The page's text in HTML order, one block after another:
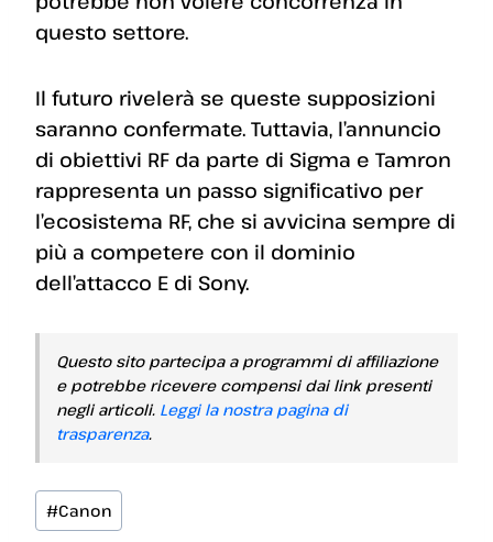
questo settore.
Il futuro rivelerà se queste supposizioni
saranno confermate. Tuttavia, l’annuncio
di obiettivi RF da parte di Sigma e Tamron
rappresenta un passo significativo per
l’ecosistema RF, che si avvicina sempre di
più a competere con il dominio
dell’attacco E di Sony.
Questo sito partecipa a programmi di affiliazione
e potrebbe ricevere compensi dai link presenti
negli articoli. Leggi la nostra pagina di
trasparenza.
Tag
articolo:
#Canon